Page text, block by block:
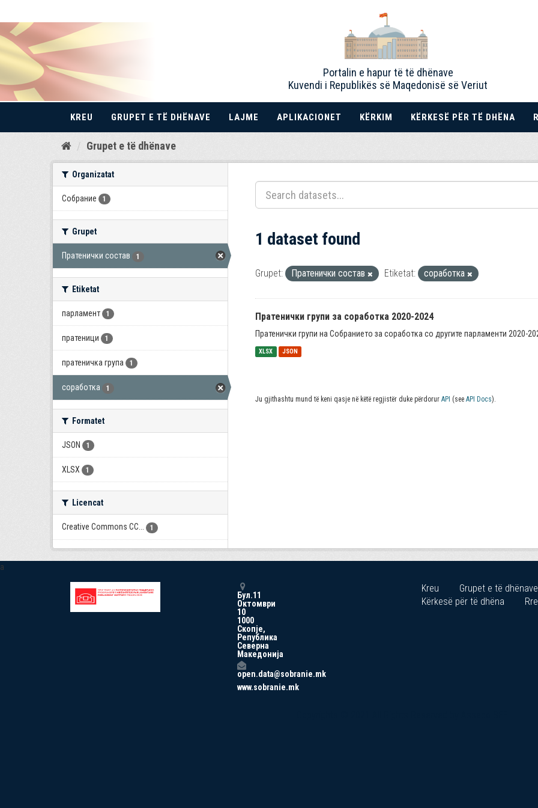
Kalo
Portalin e hapur të të dhënave
Kuvendi i Republikës së Maqedonisë së Veriut
KREU GRUPET E TË DHËNAVE LAJME APLIKACIONET KËRKIM KËRKESË PËR TË DHËNA
Grupet e të dhënave
Organizatat
Собрание 1
Grupet
Пратенички состав 1
Etiketat
парламент 1
пратеници 1
пратеничка група 1
соработка 1
Formatet
JSON 1
XLSX 1
Licencat
Creative Commons CC... 1
1 dataset found
Grupet: Пратенички состав Etiketat: соработка
Пратенички групи за соработка 2020-2024
Пратенички групи на Собранието за соработка со другите парламенти 2020-
XLSX JSON
Ju gjithashtu mund të keni qasje në këtë regjistër duke përdorur API (see API Docs).
a
Бул.11
Октомври
10
1000
Скопје,
Република
Северна
Македонија
open.data@sobranie.mk
www.sobranie.mk
Kreu
Grupet e të dhënave
Kërkesë për të dhëna